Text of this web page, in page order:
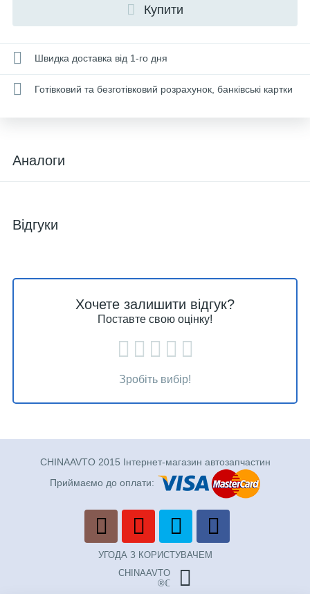
Купити
Швидка доставка від 1-го дня
Готівковий та безготівковий розрахунок, банківські картки
Аналоги
Відгуки
Хочете залишити відгук?
Поставте свою оцінку!
Зробіть вибір!
CHINAAVTO 2015 Інтернет-магазин автозапчастин
Приймаємо до оплати:
УГОДА З КОРИСТУВАЧЕМ
CHINAAVTO
®ℂ